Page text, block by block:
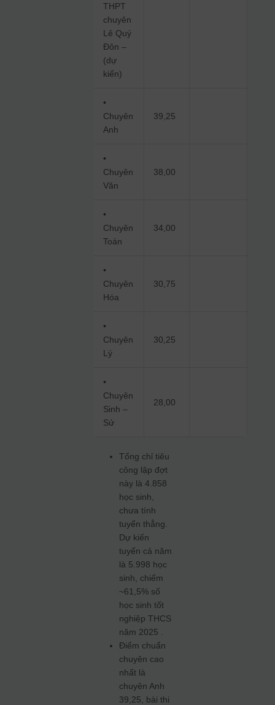
THPT
chuyên
Lê Quý
Đôn –
(dự
kiến)
•
Chuyên
Anh
39,25
•
Chuyên
Văn
38,00
•
Chuyên
Toán
34,00
•
Chuyên
Hóa
30,75
•
Chuyên
Lý
30,25
•
Chuyên
Sinh –
Sử
28,00
Tổng chỉ tiêu
công lập đợt
này là 4.858
học sinh,
chưa tính
tuyển thẳng.
Dự kiến
tuyển cả năm
là 5.998 học
sinh, chiếm
~61,5% số
học sinh tốt
nghiệp THCS
năm 2025 .
Điểm chuẩn
chuyên cao
nhất là
chuyên Anh
39,25, bài thi